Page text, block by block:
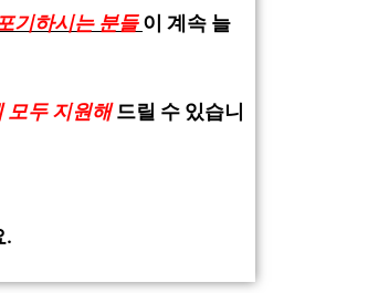
기하시는 분들이 계속 늘
모두 지원해드릴 수 있습니
.